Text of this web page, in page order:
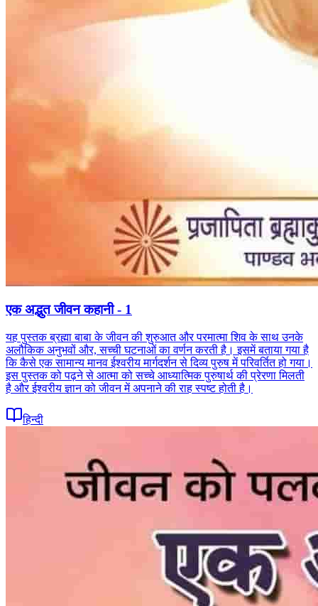
एक अद्भुत जीवन कहानी - 1
यह पुस्तक ब्रह्मा बाबा के जीवन की शुरुआत और परमात्मा शिव के साथ उनके
अलौकिक अनुभवों और, सच्ची घटनाओं का वर्णन करती है। इसमें बताया गया है
कि कैसे एक सामान्य मानव ईश्वरीय मार्गदर्शन से दिव्य पुरुष में परिवर्तित हो गया।
इस पुस्तक को पढ़ने से आत्मा को सच्चे आध्यात्मिक पुरुषार्थ की प्रेरणा मिलती
है और ईश्वरीय ज्ञान को जीवन में अपनाने की राह स्पष्ट होती है।
हिन्दी